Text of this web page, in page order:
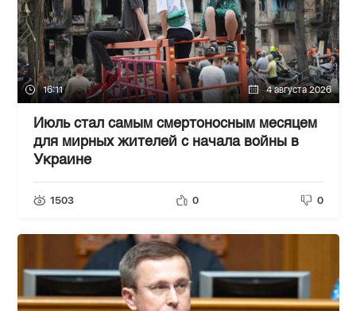
16:11 4 августа 2026
Июль стал самым смертоносным месяцем
для мирных жителей с начала войны в
Украине
1503 0 0